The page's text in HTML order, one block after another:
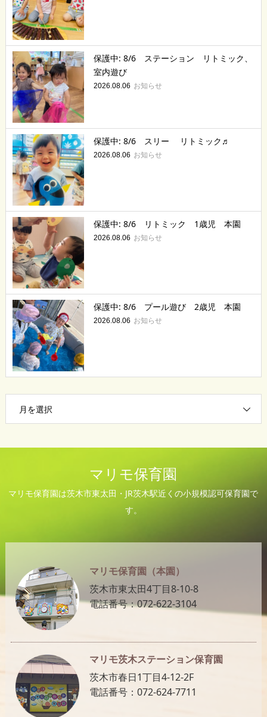
保護中: 8/6 ステーション リトミック、
室内遊び
2026.08.06 お知らせ
保護中: 8/6 スリー リトミック♬
2026.08.06 お知らせ
保護中: 8/6 リトミック 1歳児 本園
2026.08.06 お知らせ
保護中: 8/6 プール遊び 2歳児 本園
2026.08.06 お知らせ
月を選択
マリモ保育園
マリモ保育園は茨木市東太田・JR茨木駅近くの小規模認可保育園で
す。
マリモ保育園（本園）
茨木市東太田4丁目8-10-8
電話番号：072-622-3104
マリモ茨木ステーション保育園
茨木市春日1丁目4-12-2F
電話番号：072-624-7711